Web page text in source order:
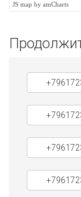
JS map by amCharts